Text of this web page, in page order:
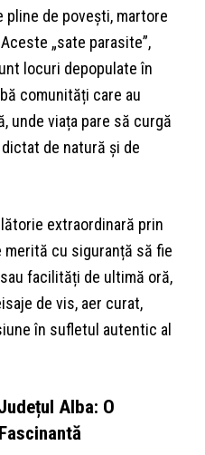
pline de povești, martore
„sate parasite”,
locuri depopulate în
comunități care au
unde viața pare să curgă
de natură și de
extraordinară prin
cu siguranță să fie
facilități de ultimă oră,
de vis, aer curat,
în sufletul autentic al
Alba: O